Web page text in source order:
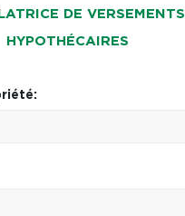
DE VERSEMENTS
HYPOTHÉCAIRES